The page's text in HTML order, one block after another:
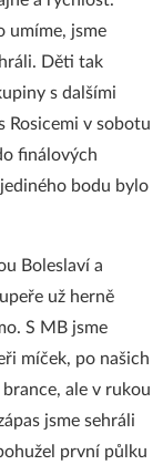
umíme, jsme
Děti tak
s dalšími
Rosicemi v sobotu
finálových
bodu bylo
Boleslaví a
už herně
S MB jsme
míček, po našich
ale v rukou
jsme sehráli
první půlku